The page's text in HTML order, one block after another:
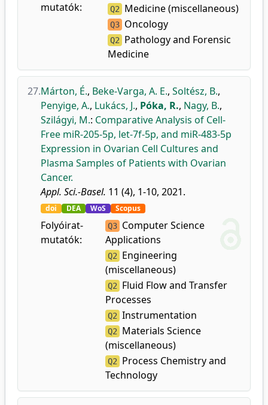
mutatók:
Q2 Medicine (miscellaneous)
Q3 Oncology
Q2 Pathology and Forensic
Medicine
27.Márton, É., Beke-Varga, A. E., Soltész, B.,
Penyige, A., Lukács, J., Póka, R., Nagy, B.,
Szilágyi, M.: Comparative Analysis of Cell-
Free miR-205-5p, let-7f-5p, and miR-483-5p
Expression in Ovarian Cell Cultures and
Plasma Samples of Patients with Ovarian
Cancer.
Appl. Sci.-Basel. 11 (4), 1-10, 2021.
doi DEA WoS Scopus
Folyóirat-
mutatók:
Q3 Computer Science
Applications
Q2 Engineering
(miscellaneous)
Q2 Fluid Flow and Transfer
Processes
Q2 Instrumentation
Q2 Materials Science
(miscellaneous)
Q2 Process Chemistry and
Technology